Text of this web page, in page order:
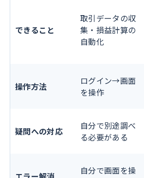
できること
取引データの収
集・損益計算の
自動化
操作方法
ログイン→画面
を操作
疑問への対応
自分で別途調べ
る必要がある
自分で画面を操